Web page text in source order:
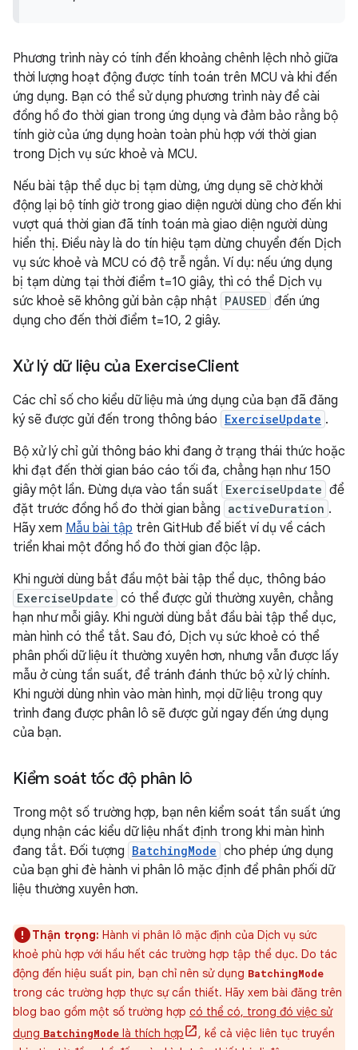
Phương trình này có tính đến khoảng chênh lệch nhỏ giữa
thời lượng hoạt động được tính toán trên MCU và khi đến
ứng dụng. Bạn có thể sử dụng phương trình này để cài
đồng hồ đo thời gian trong ứng dụng và đảm bảo rằng bộ
tính giờ của ứng dụng hoàn toàn phù hợp với thời gian
trong Dịch vụ sức khoẻ và MCU.
Nếu bài tập thể dục bị tạm dừng, ứng dụng sẽ chờ khởi
động lại bộ tính giờ trong giao diện người dùng cho đến khi
vượt quá thời gian đã tính toán mà giao diện người dùng
hiển thị. Điều này là do tín hiệu tạm dừng chuyển đến Dịch
vụ sức khoẻ và MCU có độ trễ ngắn. Ví dụ: nếu ứng dụng
bị tạm dừng tại thời điểm t=10 giây, thì có thể Dịch vụ
sức khoẻ sẽ không gửi bản cập nhật PAUSED đến ứng
dụng cho đến thời điểm t=10, 2 giây.
Xử lý dữ liệu của ExerciseClient
Các chỉ số cho kiểu dữ liệu mà ứng dụng của bạn đã đăng
ký sẽ được gửi đến trong thông báo ExerciseUpdate .
Bộ xử lý chỉ gửi thông báo khi đang ở trạng thái thức hoặc
khi đạt đến thời gian báo cáo tối đa, chẳng hạn như 150
giây một lần. Đừng dựa vào tần suất ExerciseUpdate để
đặt trước đồng hồ đo thời gian bằng activeDuration .
Hãy xem Mẫu bài tập trên GitHub để biết ví dụ về cách
triển khai một đồng hồ đo thời gian độc lập.
Khi người dùng bắt đầu một bài tập thể dục, thông báo
ExerciseUpdate có thể được gửi thường xuyên, chẳng
hạn như mỗi giây. Khi người dùng bắt đầu bài tập thể dục,
màn hình có thể tắt. Sau đó, Dịch vụ sức khoẻ có thể
phân phối dữ liệu ít thường xuyên hơn, nhưng vẫn được lấy
mẫu ở cùng tần suất, để tránh đánh thức bộ xử lý chính.
Khi người dùng nhìn vào màn hình, mọi dữ liệu trong quy
trình đang được phân lô sẽ được gửi ngay đến ứng dụng
của bạn.
Kiểm soát tốc độ phân lô
Trong một số trường hợp, bạn nên kiểm soát tần suất ứng
dụng nhận các kiểu dữ liệu nhất định trong khi màn hình
đang tắt. Đối tượng BatchingMode cho phép ứng dụng
của bạn ghi đè hành vi phân lô mặc định để phân phối dữ
liệu thường xuyên hơn.
Thận trọng: Hành vi phân lô mặc định của Dịch vụ sức
khoẻ phù hợp với hầu hết các trường hợp tập thể dục. Do tác
động đến hiệu suất pin, bạn chỉ nên sử dụng BatchingMode
trong các trường hợp thực sự cần thiết. Hãy xem bài đăng trên
blog bao gồm một số trường hợp có thể có, trong đó việc sử
dụng BatchingMode là thích hợp
, kể cả việc liên tục truyền